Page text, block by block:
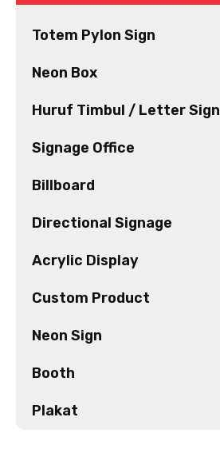
Totem Pylon Sign
Neon Box
Huruf Timbul / Letter Sign
Signage Office
Billboard
Directional Signage
Acrylic Display
Custom Product
Neon Sign
Booth
Plakat